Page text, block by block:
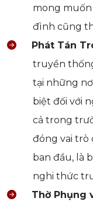
mong muốn
đình cũng
Phát Tán
truyền
tại những
biệt đối với
cả trong
đóng vai trò
ban đầu, là
nghi thức
Thờ Phụng